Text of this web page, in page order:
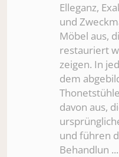
Elleganz,
und
Möbel aus,
restauriert
zeigen. In
dem
davon aus,
und führen
Behandlun ...